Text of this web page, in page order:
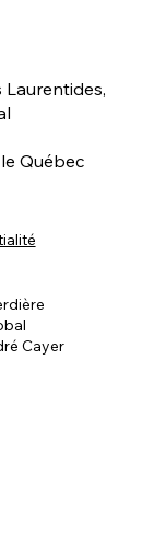
de la
Cayer
Laurentides,
Québec